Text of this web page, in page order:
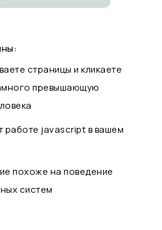
страницы и кликаете
превышающую
работе javascript в вашем
похоже на поведение
систем